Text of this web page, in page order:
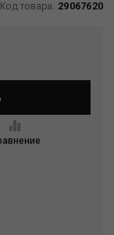
Код товара: 29067620